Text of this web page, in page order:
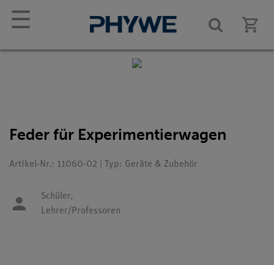
☰
Feder für Experimentierwagen
Artikel-Nr.: 11060-02 | Typ: Geräte & Zubehör
Schüler,
Lehrer/Professoren